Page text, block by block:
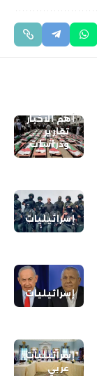
أهم الاخبار
تقارير
ودراسات
إسرائيليات
إسرائيليات
إسرائيليات
عربي